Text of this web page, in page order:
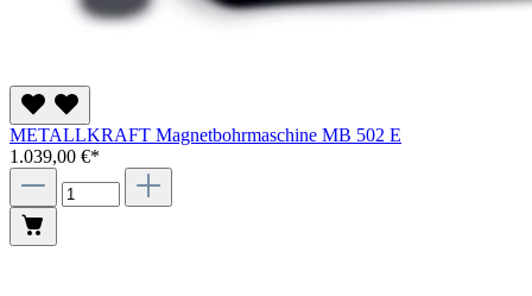
METALLKRAFT Magnetbohrmaschine MB 502 E
1.039,00 €*